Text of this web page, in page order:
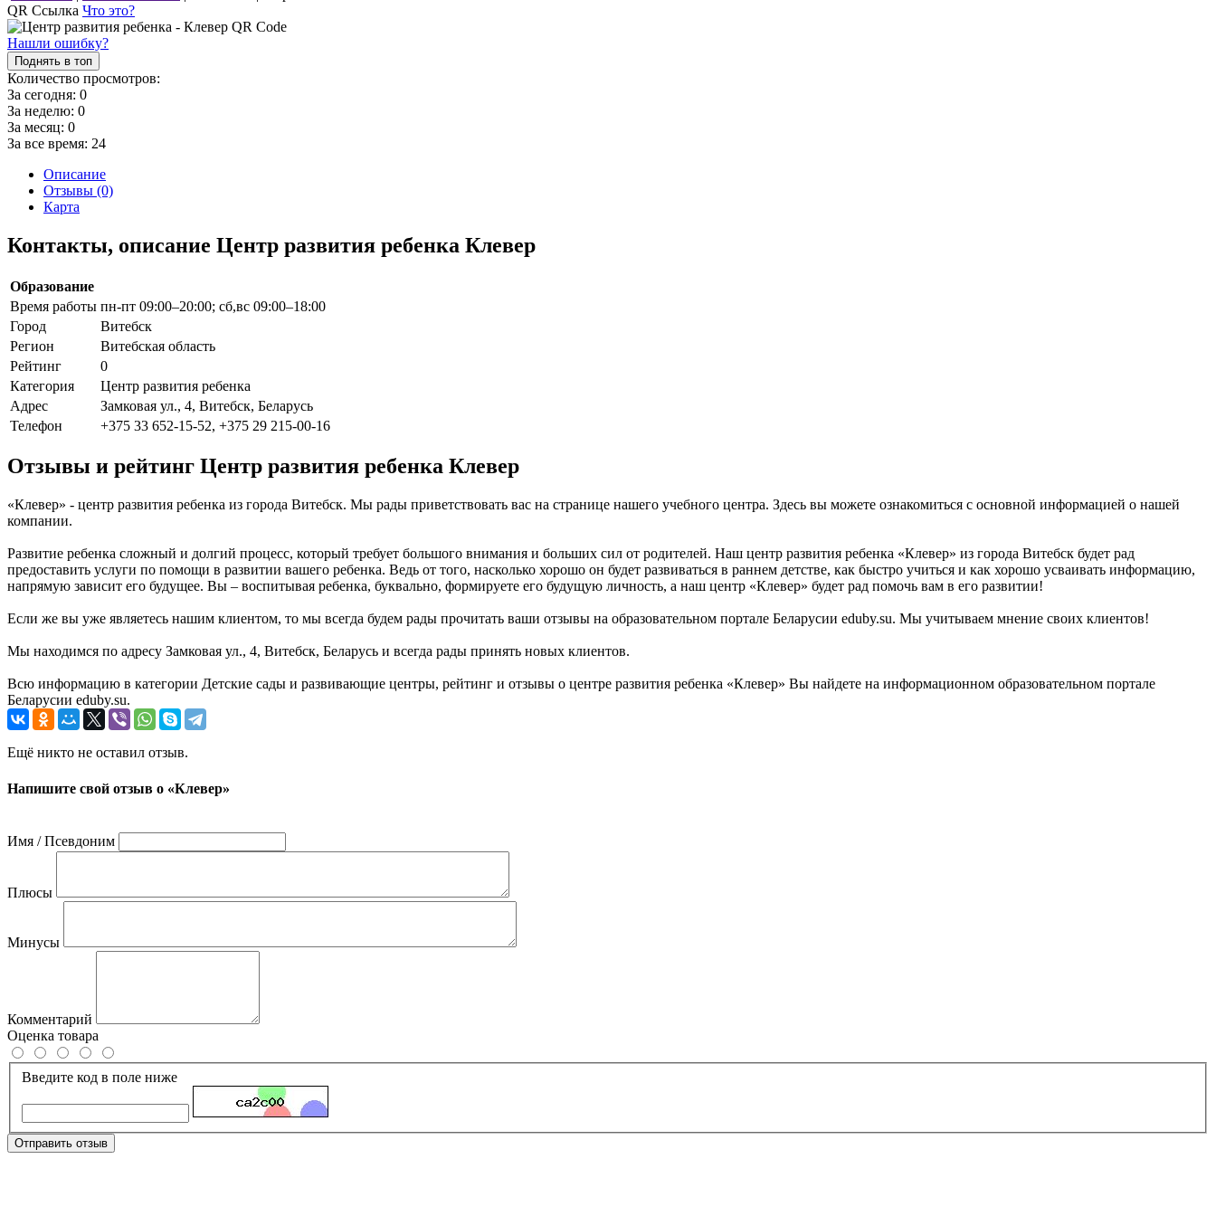
QR Ссылка Что это?
Нашли ошибку?
Поднять в топ
Количество просмотров:
За сегодня: 0
За неделю: 0
За месяц: 0
За все время: 24
Описание
Отзывы (0)
Карта
Контакты, описание Центр развития ребенка Клевер
Образование
Время работы пн-пт 09:00–20:00; сб,вс 09:00–18:00
Город
Витебск
Регион
Витебская область
Рейтинг
0
Категория
Центр развития ребенка
Адрес
Замковая ул., 4, Витебск, Беларусь
Телефон
+375 33 652-15-52, +375 29 215-00-16
Отзывы и рейтинг Центр развития ребенка Клевер
«Клевер» - центр развития ребенка из города Витебск. Мы рады приветствовать вас на странице нашего учебного центра. Здесь вы можете ознакомиться с основной информацией о нашей
компании.
Развитие ребенка сложный и долгий процесс, который требует большого внимания и больших сил от родителей. Наш центр развития ребенка «Клевер» из города Витебск будет рад
предоставить услуги по помощи в развитии вашего ребенка. Ведь от того, насколько хорошо он будет развиваться в раннем детстве, как быстро учиться и как хорошо усваивать информацию,
напрямую зависит его будущее. Вы – воспитывая ребенка, буквально, формируете его будущую личность, а наш центр «Клевер» будет рад помочь вам в его развитии!
Если же вы уже являетесь нашим клиентом, то мы всегда будем рады прочитать ваши отзывы на образовательном портале Беларусии eduby.su. Мы учитываем мнение своих клиентов!
Мы находимся по адресу Замковая ул., 4, Витебск, Беларусь и всегда рады принять новых клиентов.
Всю информацию в категории Детские сады и развивающие центры, рейтинг и отзывы о центре развития ребенка «Клевер» Вы найдете на информационном образовательном портале
Беларусии eduby.su.
Ещё никто не оставил отзыв.
Напишите свой отзыв о «Клевер»
Имя / Псевдоним
Плюсы
Минусы
Комментарий
Оценка товара
Введите код в поле ниже
Отправить отзыв